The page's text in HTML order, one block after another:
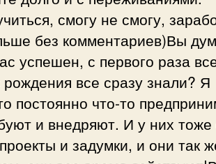
смогу не смогу,
без комментариев)Вы
успешен, с первого раза
все сразу знали? Я
постоянно что-то
и внедряют. И у них тоже
и задумки, и они так